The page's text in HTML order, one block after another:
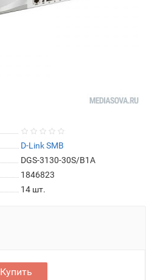
D-Link SMB
DGS-3130-30S/B1A
1846823
14 шт.
Купить